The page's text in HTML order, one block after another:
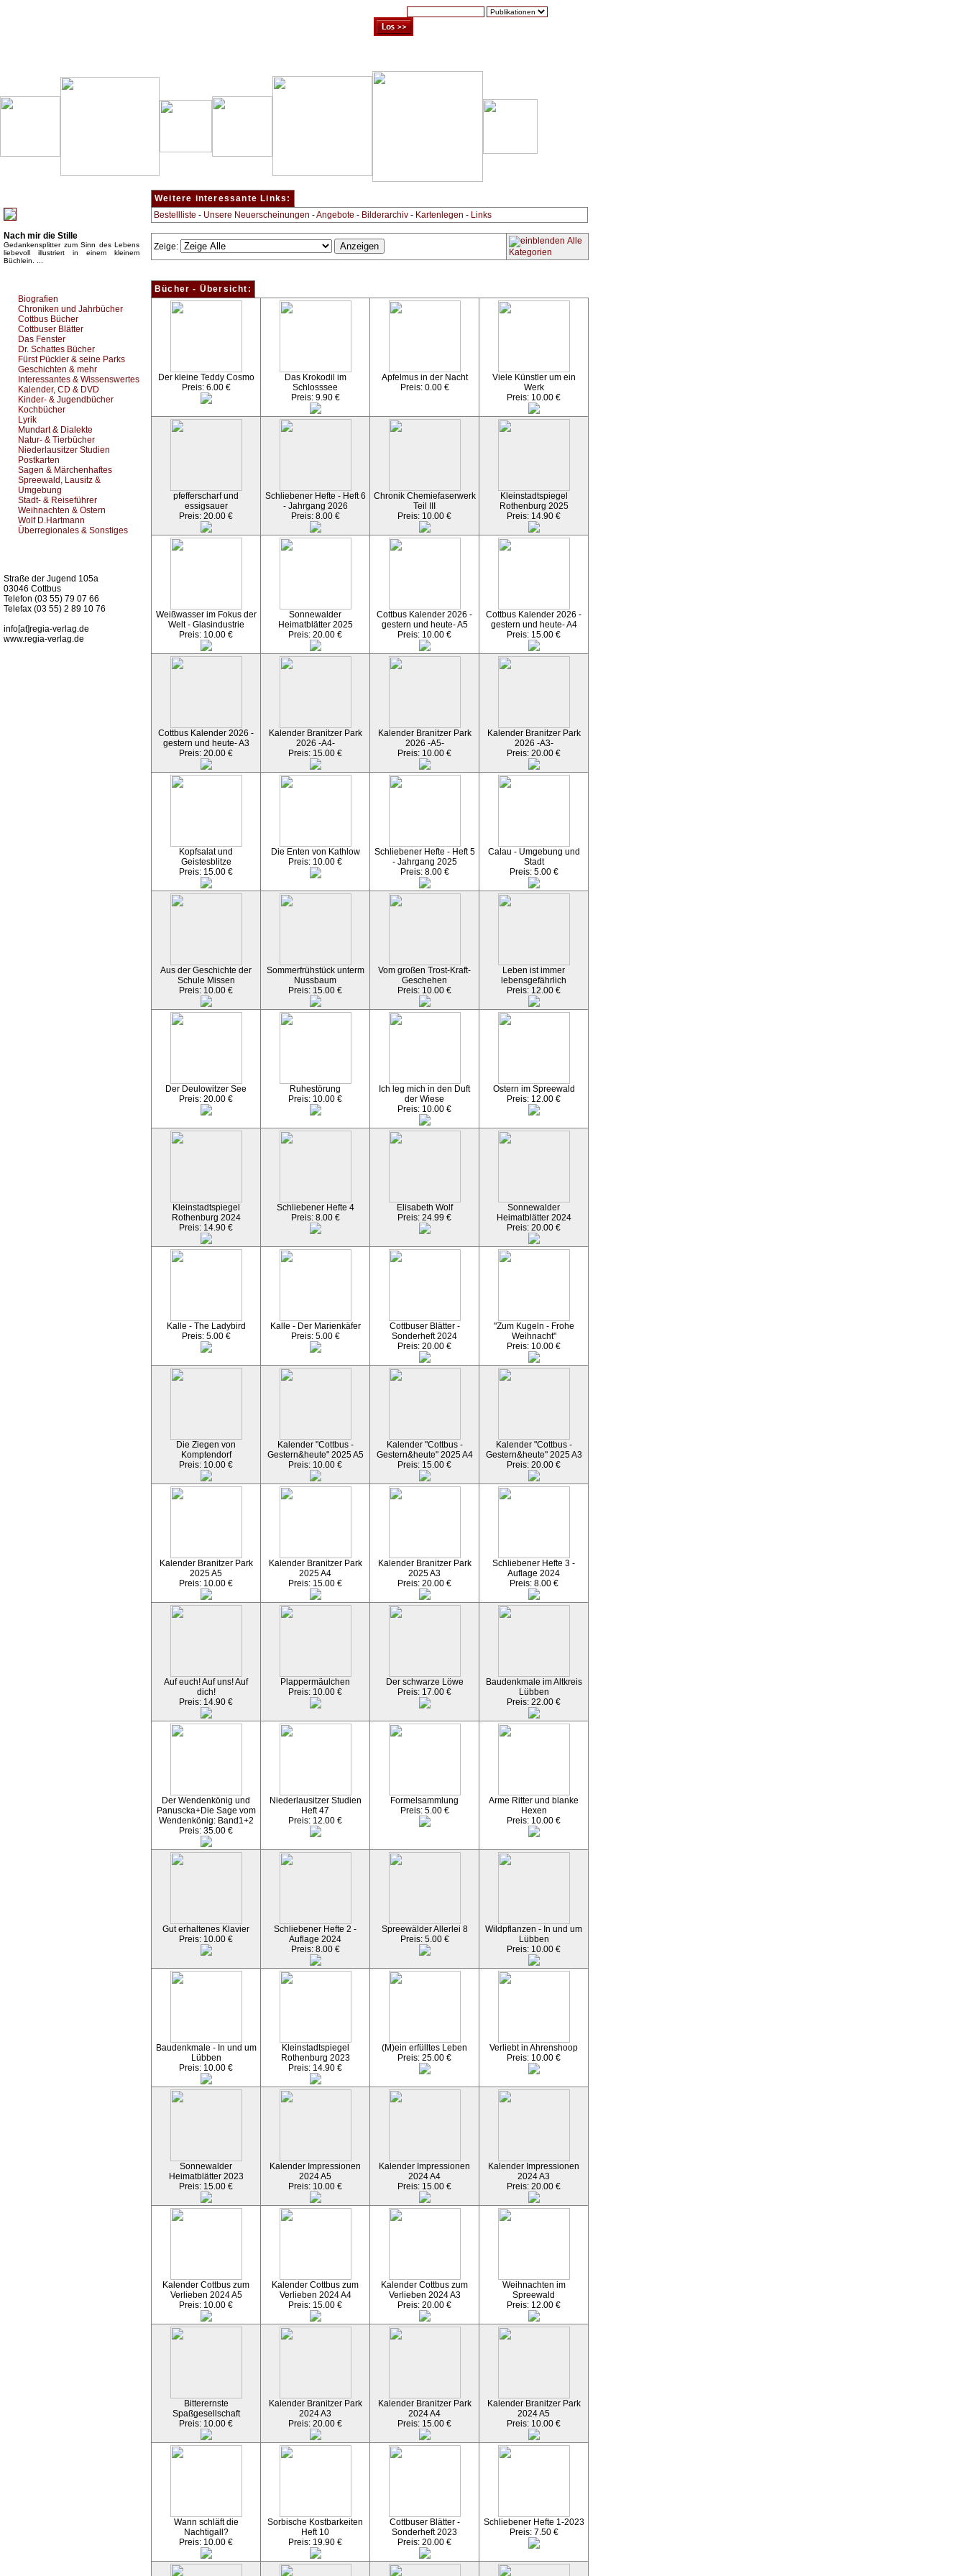
Nach mir die Stille
Gedankensplitter zum Sinn des Lebens
liebevoll illustriert in einem kleinem
Büchlein. ...
Biografien
Chroniken und Jahrbücher
Cottbus Bücher
Cottbuser Blätter
Das Fenster
Dr. Schattes Bücher
Fürst Pückler & seine Parks
Geschichten & mehr
Interessantes & Wissenswertes
Kalender, CD & DVD
Kinder- & Jugendbücher
Kochbücher
Lyrik
Mundart & Dialekte
Natur- & Tierbücher
Niederlausitzer Studien
Postkarten
Sagen & Märchenhaftes
Spreewald, Lausitz &
Umgebung
Stadt- & Reiseführer
Weihnachten & Ostern
Wolf D.Hartmann
Überregionales & Sonstiges
Straße der Jugend 105a
03046 Cottbus
Telefon (03 55) 79 07 66
Telefax (03 55) 2 89 10 76
info[at]regia-verlag.de
www.regia-verlag.de
Weitere interessante Links:
Bestellliste - Unsere Neuerscheinungen -Angebote - Bilderarchiv - Kartenlegen - Links
Zeige:
Alle
Kategorien
Bücher - Übersicht:
Der kleine Teddy Cosmo
Preis: 6.00 €
Das Krokodil im
Schlosssee
Preis: 9.90 €
Apfelmus in der Nacht
Preis: 0.00 €
Viele Künstler um ein
Werk
Preis: 10.00 €
pfefferscharf und
essigsauer
Preis: 20.00 €
Schliebener Hefte - Heft 6
- Jahrgang 2026
Preis: 8.00 €
Chronik Chemiefaserwerk
Teil III
Preis: 10.00 €
Kleinstadtspiegel
Rothenburg 2025
Preis: 14.90 €
Weißwasser im Fokus der
Welt - Glasindustrie
Preis: 10.00 €
Sonnewalder
Heimatblätter 2025
Preis: 20.00 €
Cottbus Kalender 2026 -
gestern und heute- A5
Preis: 10.00 €
Cottbus Kalender 2026 -
gestern und heute- A4
Preis: 15.00 €
Cottbus Kalender 2026 -
gestern und heute- A3
Preis: 20.00 €
Kalender Branitzer Park
2026 -A4-
Preis: 15.00 €
Kalender Branitzer Park
2026 -A5-
Preis: 10.00 €
Kalender Branitzer Park
2026 -A3-
Preis: 20.00 €
Kopfsalat und
Geistesblitze
Preis: 15.00 €
Die Enten von Kathlow
Preis: 10.00 €
Schliebener Hefte - Heft 5
- Jahrgang 2025
Preis: 8.00 €
Calau - Umgebung und
Stadt
Preis: 5.00 €
Aus der Geschichte der
Schule Missen
Preis: 10.00 €
Sommerfrühstück unterm
Nussbaum
Preis: 15.00 €
Vom großen Trost-Kraft-
Geschehen
Preis: 10.00 €
Leben ist immer
lebensgefährlich
Preis: 12.00 €
Der Deulowitzer See
Preis: 20.00 €
Ruhestörung
Preis: 10.00 €
Ich leg mich in den Duft
der Wiese
Preis: 10.00 €
Ostern im Spreewald
Preis: 12.00 €
Kleinstadtspiegel
Rothenburg 2024
Preis: 14.90 €
Schliebener Hefte 4
Preis: 8.00 €
Elisabeth Wolf
Preis: 24.99 €
Sonnewalder
Heimatblätter 2024
Preis: 20.00 €
Kalle - The Ladybird
Preis: 5.00 €
Kalle - Der Marienkäfer
Preis: 5.00 €
Cottbuser Blätter -
Sonderheft 2024
Preis: 20.00 €
"Zum Kugeln - Frohe
Weihnacht"
Preis: 10.00 €
Die Ziegen von
Komptendorf
Preis: 10.00 €
Kalender "Cottbus -
Gestern&heute" 2025 A5
Preis: 10.00 €
Kalender "Cottbus -
Gestern&heute" 2025 A4
Preis: 15.00 €
Kalender "Cottbus -
Gestern&heute" 2025 A3
Preis: 20.00 €
Kalender Branitzer Park
2025 A5
Preis: 10.00 €
Kalender Branitzer Park
2025 A4
Preis: 15.00 €
Kalender Branitzer Park
2025 A3
Preis: 20.00 €
Schliebener Hefte 3 -
Auflage 2024
Preis: 8.00 €
Auf euch! Auf uns! Auf
dich!
Preis: 14.90 €
Plappermäulchen
Preis: 10.00 €
Der schwarze Löwe
Preis: 17.00 €
Baudenkmale im Altkreis
Lübben
Preis: 22.00 €
Der Wendenkönig und
Panuscka+Die Sage vom
Wendenkönig: Band1+2
Preis: 35.00 €
Niederlausitzer Studien
Heft 47
Preis: 12.00 €
Formelsammlung
Preis: 5.00 €
Arme Ritter und blanke
Hexen
Preis: 10.00 €
Gut erhaltenes Klavier
Preis: 10.00 €
Schliebener Hefte 2 -
Auflage 2024
Preis: 8.00 €
Spreewälder Allerlei 8
Preis: 5.00 €
Wildpflanzen - In und um
Lübben
Preis: 10.00 €
Baudenkmale - In und um
Lübben
Preis: 10.00 €
Kleinstadtspiegel
Rothenburg 2023
Preis: 14.90 €
(M)ein erfülltes Leben
Preis: 25.00 €
Verliebt in Ahrenshoop
Preis: 10.00 €
Sonnewalder
Heimatblätter 2023
Preis: 15.00 €
Kalender Impressionen
2024 A5
Preis: 10.00 €
Kalender Impressionen
2024 A4
Preis: 15.00 €
Kalender Impressionen
2024 A3
Preis: 20.00 €
Kalender Cottbus zum
Verlieben 2024 A5
Preis: 10.00 €
Kalender Cottbus zum
Verlieben 2024 A4
Preis: 15.00 €
Kalender Cottbus zum
Verlieben 2024 A3
Preis: 20.00 €
Weihnachten im
Spreewald
Preis: 12.00 €
Bitterernste
Spaßgesellschaft
Preis: 10.00 €
Kalender Branitzer Park
2024 A3
Preis: 20.00 €
Kalender Branitzer Park
2024 A4
Preis: 15.00 €
Kalender Branitzer Park
2024 A5
Preis: 10.00 €
Wann schläft die
Nachtigall?
Preis: 10.00 €
Sorbische Kostbarkeiten
Heft 10
Preis: 19.90 €
Cottbuser Blätter -
Sonderheft 2023
Preis: 20.00 €
Schliebener Hefte 1-2023
Preis: 7.50 €